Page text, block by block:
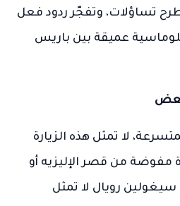
تساؤلات، وتفجّر ردود فعل
عميقة بين باريس
لا تمثل هذه الزيارة
مفوضة من قصر الإليزيه أو
سيغولين رويال لا تمثل